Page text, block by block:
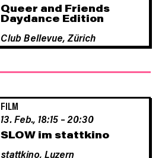
Queer and Friends
Daydance Edition
Club Bellevue, Zürich
FILM
SLOW im stattkino
13. Feb., 18:15–20:30
stattkino, Luzern